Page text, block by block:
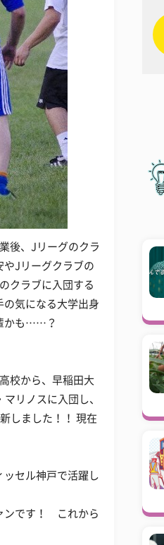
後、Jリーグのクラ
やJリーグクラブの
クラブに入団する
気になる大学出身
かも……？
校から、早稲田大
リノスに入団し、
しました！！ 現在
ッセル神戸で活躍し
ンです！ これから